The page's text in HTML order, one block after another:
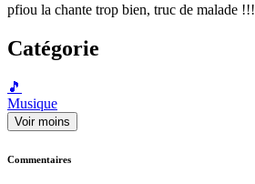
pfiou la chante trop bien, truc de malade !!!
Catégorie
🎵
Musique
Voir moins
Commentaires